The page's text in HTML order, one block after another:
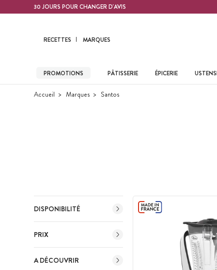
Contenu principal30 JOURS POUR CHANGER D'AVIS
RECETTES MARQUES
PROMOTIONS PÂTISSERIE ÉPICERIE
Accueil Marques Santos
DISPONIBILITÉ
PRIX
A DÉCOUVRIR